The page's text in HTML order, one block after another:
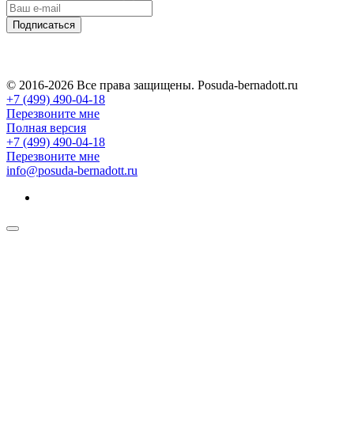
Подписаться
© 2016-2026 Все права защищены. Posuda-bernadott.ru
+7 (499) 490-04-18
Перезвоните мне
Полная версия
+7 (499) 490-04-18
Перезвоните мне
info@posuda-bernadott.ru